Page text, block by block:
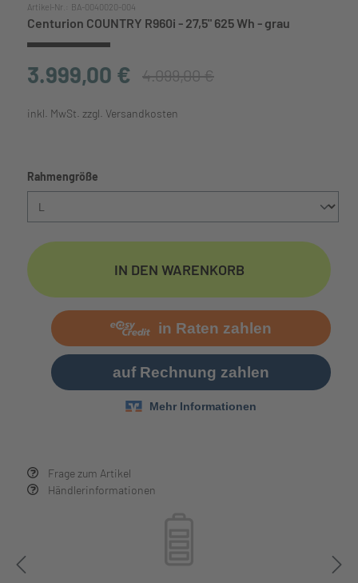
Artikel-Nr.: BA-0040020-004
Centurion COUNTRY R960i - 27,5" 625 Wh - grau
3.999,00 € 4.099,00 €
inkl. MwSt. zzgl. Versandkosten
Frage zum Artikel
Händlerinformationen
Rahmengröße
IN DEN WARENKORB